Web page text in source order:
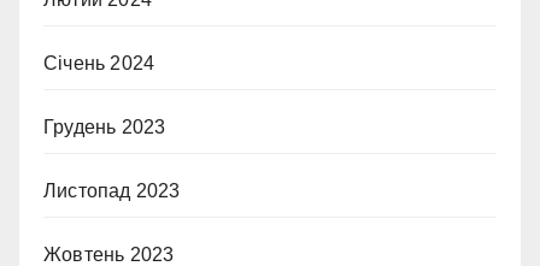
Січень 2024
Грудень 2023
Листопад 2023
Жовтень 2023